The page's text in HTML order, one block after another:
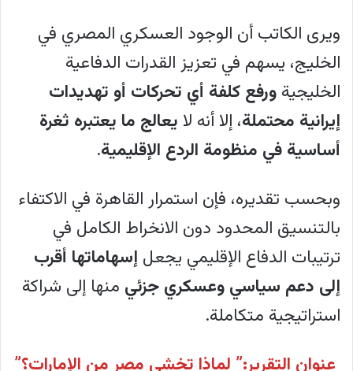
ويرى الكاتب أن الوجود العسكري المصري في
الخليج، يسهم في تعزيز القدرات الدفاعية
الخليجية ورفع كلفة أي تحركات أو تهديدات
إيرانية محتملة، إلا أنه لا يعالج ما يعتبره ثغرة
أساسية في منظومة الردع الإقليمية.
وبحسب تقديره، فإن استمرار القاهرة في الاكتفاء
بالتنسيق المحدود دون الانخراط الكامل في
ترتيبات الدفاع الإقليمي يجعل إسهاماتها أقرب
إلى دعم سياسي وعسكري جزئي منها إلى شراكة
استراتيجية متكاملة.
عنوان التقرير:” لماذا تخشى مصر من الإمارات؟”